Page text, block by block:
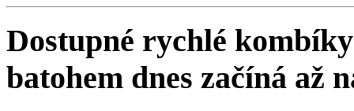
Dostupné rychlé
batohem dnes začíná až